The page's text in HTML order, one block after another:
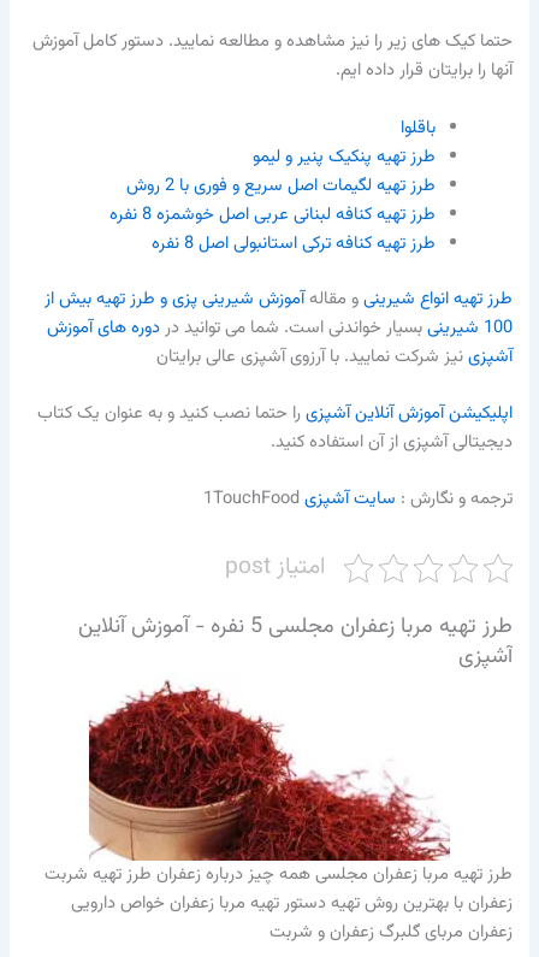
حتما کیک های زیر را نیز مشاهده و مطالعه نمایید. دستور کامل آموزش
آنها را برایتان قرار داده ایم.
باقلوا
طرز تهیه پنکیک پنیر و لیمو
طرز تهیه لگیمات اصل سریع و فوری با 2 روش
طرز تهیه کنافه لبنانی عربی اصل خوشمزه 8 نفره
طرز تهیه کنافه ترکی استانبولی اصل 8 نفره
طرز تهیه انواع شیرینیو مقالهآموزش شیرینی پزی و طرز تهیه بیش از
100 شیرینی
بسیار خواندنی است. شما می توانید دردوره های آموزش
آشپزینیز شرکت نمایید. با آرزوی آشپزی عالی برایتان
اپلیکیشن آموزش آنلاین آشپزیرا حتما نصب کنید و به عنوان یک کتاب
دیجیتالی آشپزی از آن استفاده کنید.
ترجمه و نگارش :‌ سایت آشپزی1TouchFood​
امتیاز post
طرز تهیه مربا زعفران مجلسی 5 نفره - آموزش آنلاین
آشپزی
طرز تهیه مربا زعفران مجلسی همه چیز درباره زعفران طرز تهیه شربت
زعفران با بهترین روش تهیه دستور تهیه مربا زعفران خواص دارویی
زعفران مربای گلبرگ زعفران و شربت